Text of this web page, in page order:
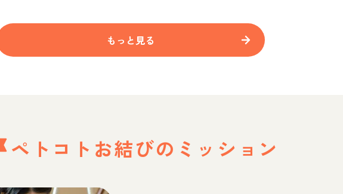
もっと見る
ペトコトお結びの ミッション